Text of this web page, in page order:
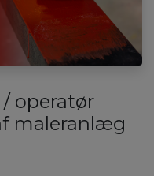
operatør
maleranlæg